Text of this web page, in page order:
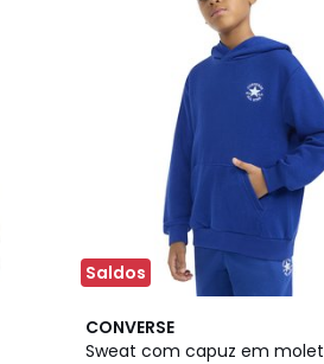
Saldos
CONVERSE
Sweat com capuz em
4,9
/ 5